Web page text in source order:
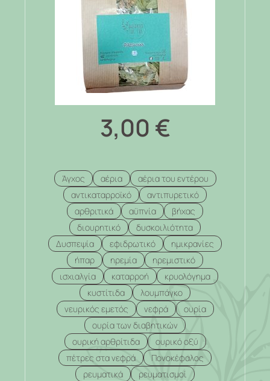
3,00 €
Άγχος αέρια
αέρια του εντέρου
αντικαταρροϊκό
αντιπυρετικό
αρθριτικά
αϋπνία
βήχας
διουρητικό
δυσκοιλιότητα
Δυσπεψία
εφιδρωτικό
ημικρανίες
ήπαρ
ηρεμία
ηρεμιστικό
ισχιαλγία
καταρροή
κρυολόγημα
κυστίτιδα
λουμπάγκο
νευρικός εμετός
νεφρά
ουρία
ουρία των διαβητικών
ουρική αρθρίτιδα
ουρικό οξύ
πέτρες στα νεφρά
Πονοκέφαλος
ρευματικά
ρευματισμοί